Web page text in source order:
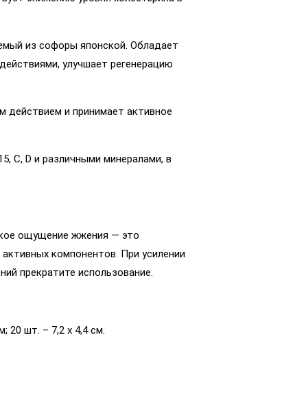
из софоры японской. Обладает
улучшает регенерацию
действием и принимает активное
С, D и различными минералами, в
ощущение жжения — это
компонентов. При усилении
прекратите использование.
20 шт. – 7,2 х 4,4 см.